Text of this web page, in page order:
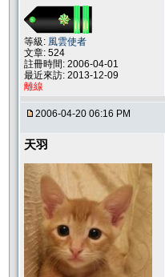
等級: 風雲使者
文章: 524
註冊時間: 2006-04-01
最近來訪: 2013-12-09
離線
2006-04-20 06:16 PM
天羽